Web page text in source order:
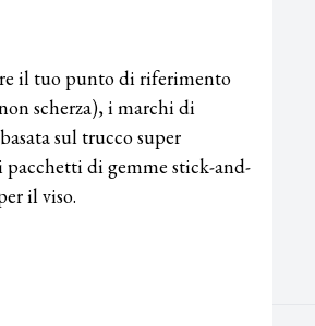
il tuo punto di riferimento
scherza), i marchi di
sul trucco super
di gemme stick-and-
il viso.